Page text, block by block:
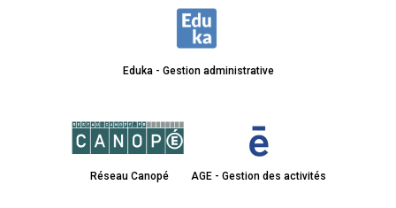
Eduka - Gestion administrative
Réseau Canopé AGE - Gestion des activités